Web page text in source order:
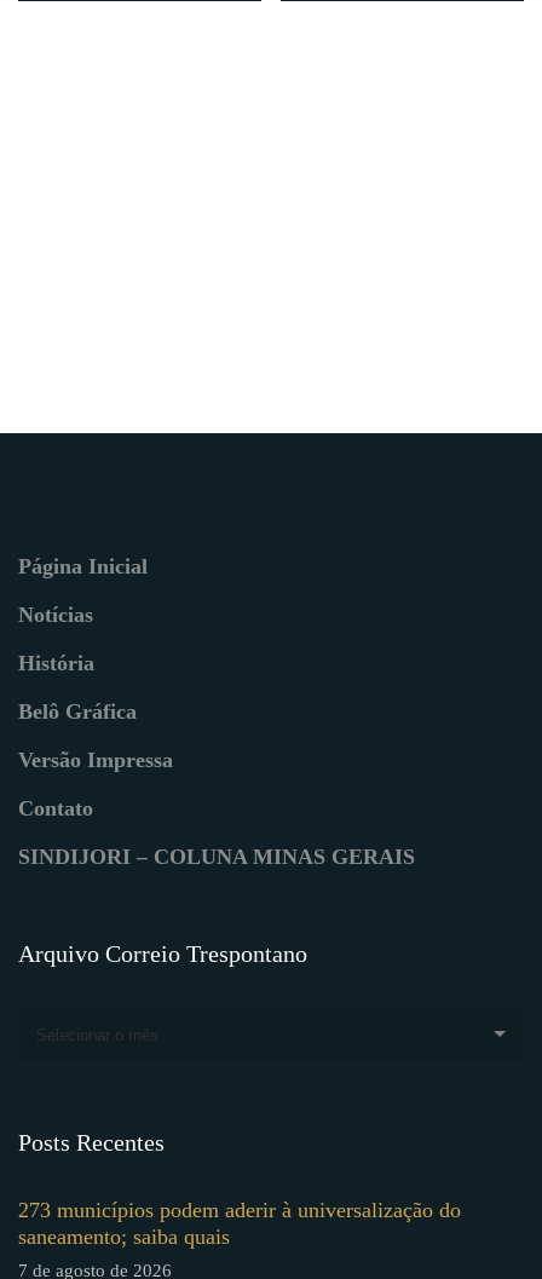
Página Inicial
Notícias
História
Belô Gráfica
Versão Impressa
Contato
SINDIJORI – COLUNA MINAS GERAIS
Arquivo Correio Trespontano
Selecionar o mês
Posts Recentes
273 municípios podem aderir à universalização do
saneamento; saiba quais
7 de agosto de 2026